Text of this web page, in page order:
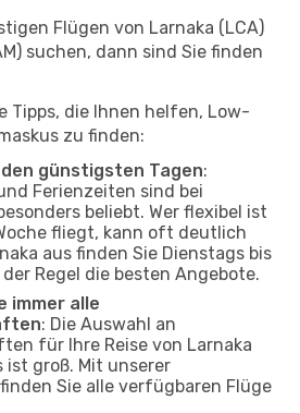
Flügen von Larnaka (LCA)
suchen, dann sind Sie finden
Tipps, die Ihnen helfen, Low-
zu finden:
günstigsten Tagen:
Ferienzeiten sind bei
beliebt. Wer flexibel ist
fliegt, kann oft deutlich
aus finden Sie Dienstags bis
Regel die besten Angebote.
immer alle
: Die Auswahl an
für Ihre Reise von Larnaka
ist groß. Mit unserer
Sie alle verfügbaren Flüge